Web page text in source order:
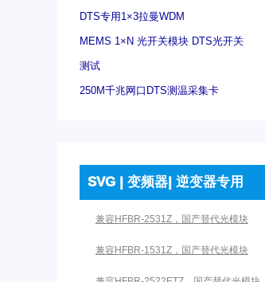
DTS专用1×3拉曼WDM
MEMS 1×N 光开关模块 DTS光开关
测试
250M千兆网口DTS测温采集卡
SVG | 变频器| 逆变器专用
兼容HFBR-2531Z，国产替代光模块
兼容HFBR-1531Z，国产替代光模块